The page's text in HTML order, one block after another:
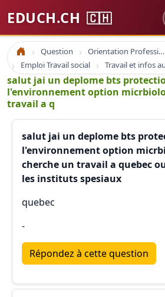
EDUCH.CH 🇨🇭
Accueil Question
Orientation Professionnelle
Emploi Travail social
salut jai un deplome bts
l'environnement option
travail a q
salut jai un deplome bts
l'environnement option
cherche un travail a quebec
les instituts spesiaux
quebec
-
Répondez à cette question